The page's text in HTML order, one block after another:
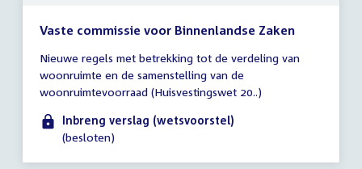
Vaste commissie voor Binnenlandse Zaken
vergadering
tot
12:00
uur
Nieuwe regels met betrekking tot de verdeling van
woonruimte en de samenstelling van de
woonruimtevoorraad (Huisvestingswet 20..)
Inbreng verslag (wetsvoorstel)
(besloten)